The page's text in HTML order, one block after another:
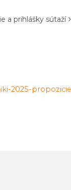
a prihlášky sútaží
2025-propozicie